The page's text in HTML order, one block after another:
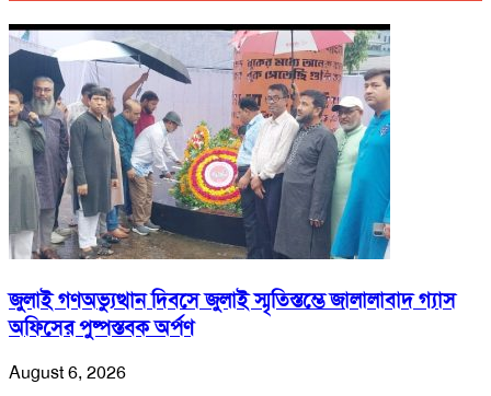
জুলাই গণঅভ্যুত্থান দিবসে জুলাই স্মৃতিস্তম্ভে জালালাবাদ গ্যাস
অফিসের পুষ্পস্তবক অর্পণ
August 6, 2026